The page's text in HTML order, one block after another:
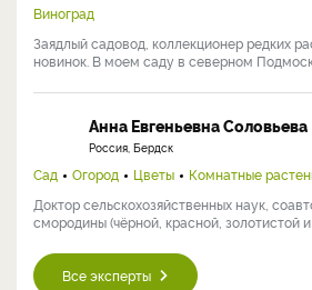
Виноград
Заядлый садовод, коллекционер редких
новинок. В моем саду в северном
Анна Евгеньевна Соловьева
Россия, Бердск
Сад Огород Цветы Комнатные
Доктор сельскохозяйственных наук,
смородины (чёрной, красной, золотистой и
Все эксперты